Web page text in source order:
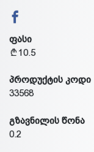
ფასი
10.5
პროდუქტის კოდი
33568
გზავნილის წონა
0.2